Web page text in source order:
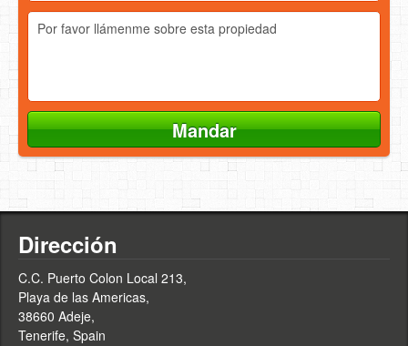
Dirección
C.C. Puerto Colon Local 213,
Playa de las Americas,
38660 Adeje,
Tenerife, Spain